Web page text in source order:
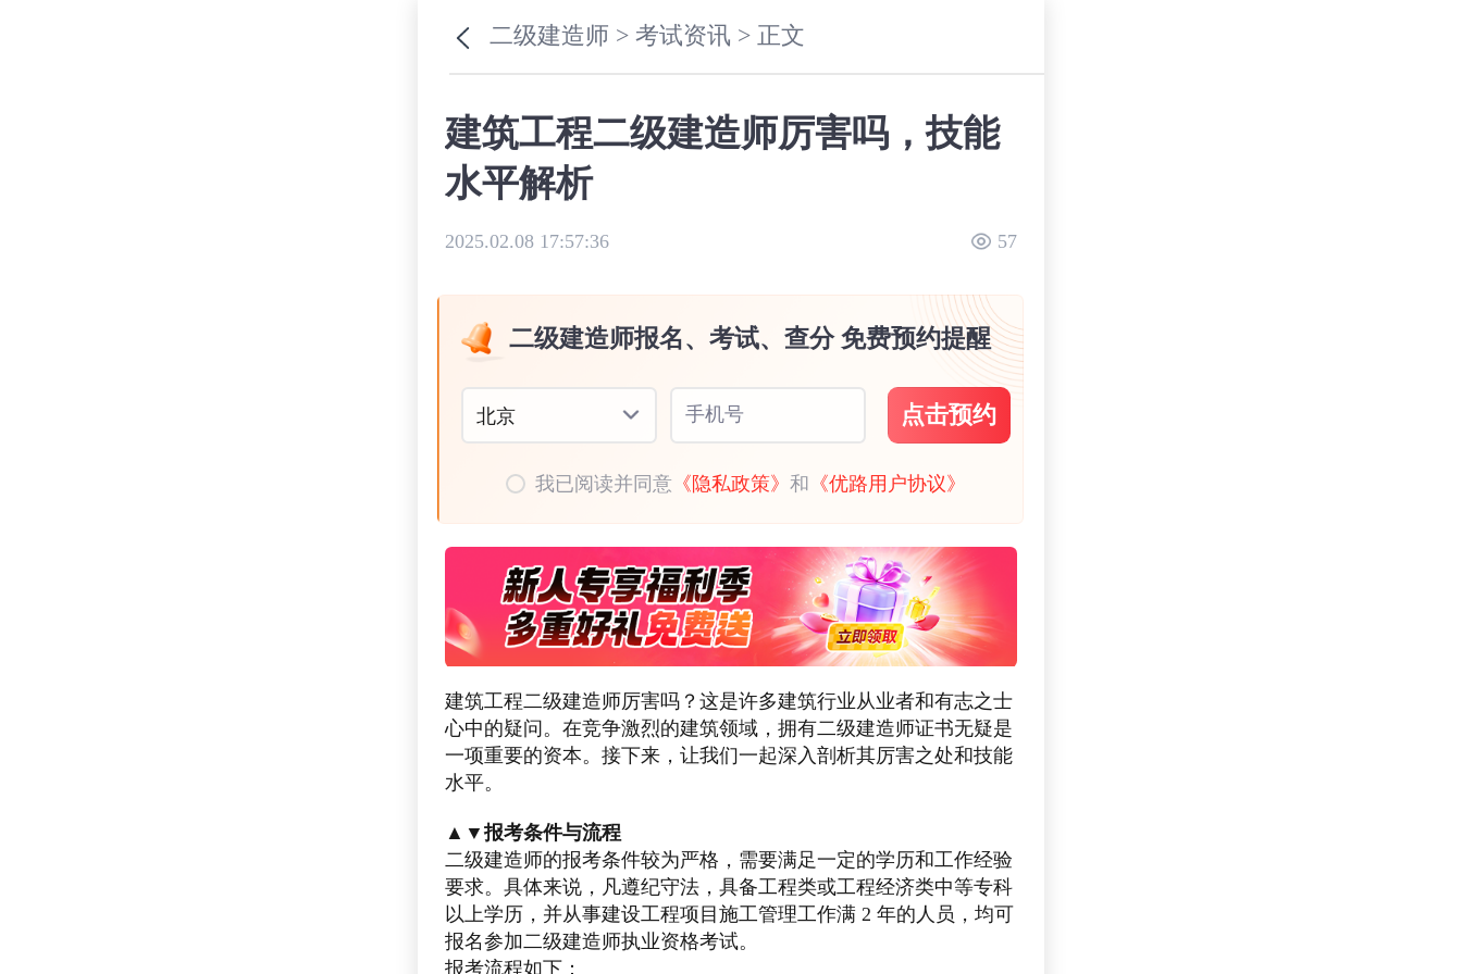
二级建造师 >考试资讯 > 正文
建筑工程二级建造师厉害吗，技能
水平解析
2025.02.08 17:57:36 57
二级建造师报名、考试、查分 免费预约提醒
北京 手机号 点击预约
我已阅读并同意 《隐私政策》和 《优路用户协议》
建筑工程二级建造师厉害吗？这是许多建筑行业从业者和有志之士
心中的疑问。在竞争激烈的建筑领域，拥有二级建造师证书无疑是
一项重要的资本。接下来，让我们一起深入剖析其厉害之处和技能
水平。
▲▼报考条件与流程
二级建造师的报考条件较为严格，需要满足一定的学历和工作经验
要求。具体来说，凡遵纪守法，具备工程类或工程经济类中等专科
以上学历，并从事建设工程项目施工管理工作满 2 年的人员，均可
报名参加二级建造师执业资格考试。
报考流程如下：